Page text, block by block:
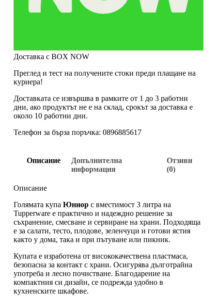
Доставка с BOX NOW
Преглед и тест на получените стоки преди плащане на
куриера!
Доставката се извършва в рамките от 1 до 3 работни
дни, ако продуктът не е на склад, срокът за доставка е
около 10 работни дни.
Телефон за бърза поръчка: 0896885617
Описание
Допълнителна
информация
Отзиви
(0)
Описание
Голямата купа Юниор с вместимост 3 литра на
Tupperware е практично и надеждно решение за
съхранение, смесване и сервиране на храни. Подходяща
е за салати, тесто, плодове, зеленчуци и готови ястия
както у дома, така и при пътуване или пикник.
Купата е изработена от висококачествена пластмаса,
безопасна за контакт с храни. Осигурява дълготрайна
употреба и лесно почистване. Благодарение на
компактния си дизайн, се подрежда удобно в
кухненските шкафове.